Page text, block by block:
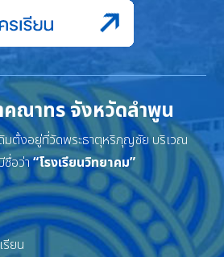
คณาทร จังหวัดลำพูน
มตั้งอยู่ที่วัดพระธาตุหริภุญชัย บริเวณ
ชื่อว่า“โรงเรียนวิทยาคม”
รียน